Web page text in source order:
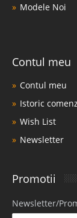
Modele Noi
Contul meu
Contul meu
Istoric
Wish List
Newsletter
Promotii
Newsletter/